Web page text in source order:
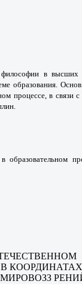
философии в
образования.
процессе, в связи
образовательном